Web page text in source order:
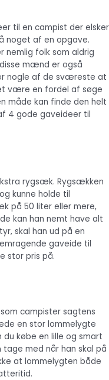
til en campist der elsker
noget af en opgave.
nemlig folk som aldrig
mænd er også
nogle af de sværeste at
være en fordel af søge
måde kan finde den helt
4 gode gaveideer til
rygsæk. Rygsækken
kunne holde til
på 50 liter eller mere,
kan han nemt have alt
skal han ud på en
gaveide til
stor pris på.
campister sagtens
en stor lommelygte
købe en lille og smart
med når han skal på
at lommelygten både